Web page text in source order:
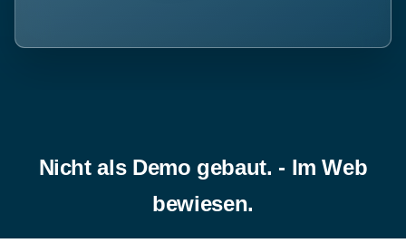
Nicht als Demo gebaut. - Im Web
bewiesen.